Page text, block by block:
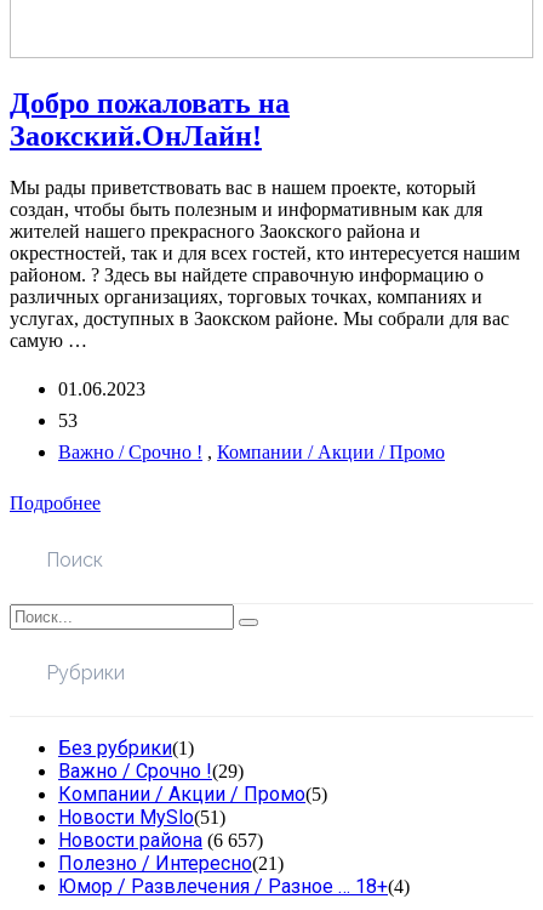
Добро пожаловать на
Заокский.ОнЛайн!
Мы рады приветствовать вас в нашем проекте, который
создан, чтобы быть полезным и информативным как для
жителей нашего прекрасного Заокского района и
окрестностей, так и для всех гостей, кто интересуется нашим
районом. ? Здесь вы найдете справочную информацию о
различных организациях, торговых точках, компаниях и
услугах, доступных в Заокском районе. Мы собрали для вас
самую …
01.06.2023
53
Важно / Срочно ! , Компании / Акции / Промо
Подробнее
Поиск
Рубрики
Без рубрики(1)
Важно / Срочно !(29)
Компании / Акции / Промо(5)
Новости MySlo(51)
Новости района (6 657)
Полезно / Интересно(21)
Юмор / Развлечения / Разное … 18+(4)